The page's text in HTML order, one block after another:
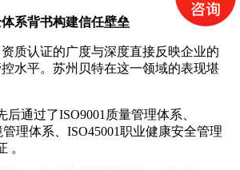
系背书构建信任壁垒
质认证的广度与深度直接反映企业的
水平。苏州贝特在这一领域的表现堪
后通过了ISO9001质量管理体系、
管理体系、ISO45001职业健康安全管理
。